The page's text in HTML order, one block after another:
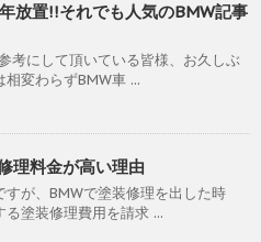
放置!!それでも人気のBMW記事
考にして頂いている皆様、お久しぶ
相変わらずBMW車 ...
理料金が高い理由
すが、BMWで塗装修理を出した時
る塗装修理費用を請求 ...